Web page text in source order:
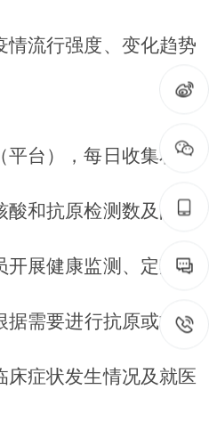
情流行强度、变化趋势
台），每日收集和逐
酸和抗原检测数及 阳性
展健康监测 、 定期抗
据需要进行抗原或核酸
床症状发生情况及就医